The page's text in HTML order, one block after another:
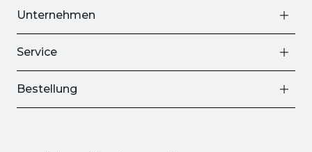
Unternehmen
Service
Bestellung